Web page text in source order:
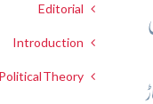
Editorial
Introduction
Political Theory